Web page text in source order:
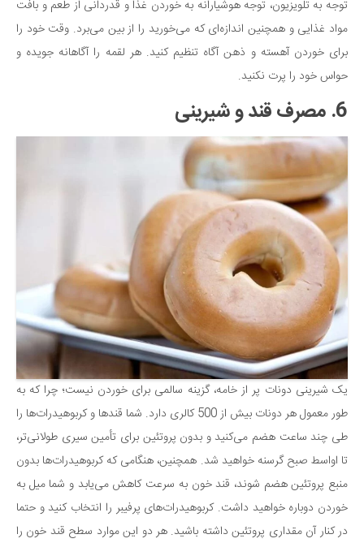
توجه به تلویزیون، توجه هوشیارانه به خوردن غذا و قدردانی از طعم و بافت
مواد غذایی و همچنین اندازه‌ای که می‌خورید را از بین می‌برد. وقت خود را
برای خوردن آهسته و ذهن آگاه تنظیم کنید. هر لقمه را آگاهانه جویده و
حواس خود را پرت نکنید.
6. مصرف قند و شیرینی
یک شیرینی دونات پر از خامه، گزینه سالمی برای خوردن نیست؛ چرا که به
طور معمول هر دونات بیش از 500 کالری دارد. شما قندها و کربوهیدرات‌ها را
طی چند ساعت هضم می‌کنید و بدون پروتئین برای تأمین سیری طولانی‌تر،
تا اواسط صبح گرسنه خواهید شد. همچنین، هنگامی که کربوهیدرات‌ها بدون
منبع پروتئین هضم شوند، قند خون به سرعت کاهش می‌یابد و شما میل به
خوردن دوباره خواهید داشت. کربوهیدرات‌های پرفیبر را انتخاب کنید و حتما
در کنار آن مقداری پروتئین داشته باشید. هر دو این موارد سطح قند خون را